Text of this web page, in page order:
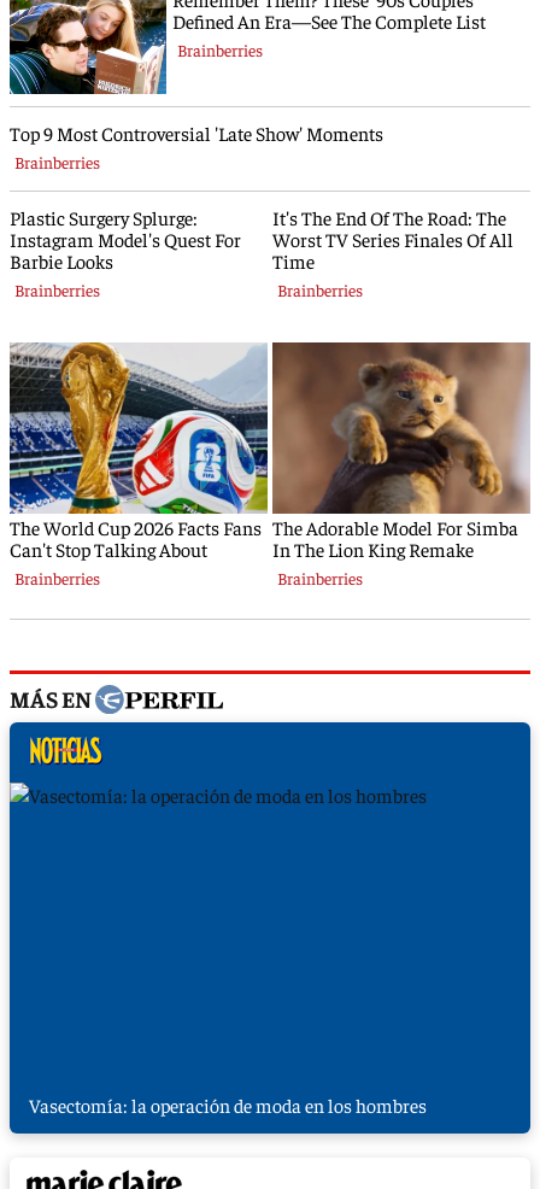
MÁS EN
Vasectomía: la operación de moda en los hombres